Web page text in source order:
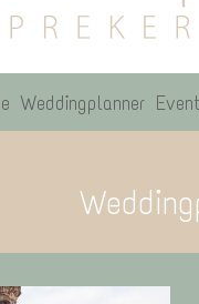
Weddingplanner